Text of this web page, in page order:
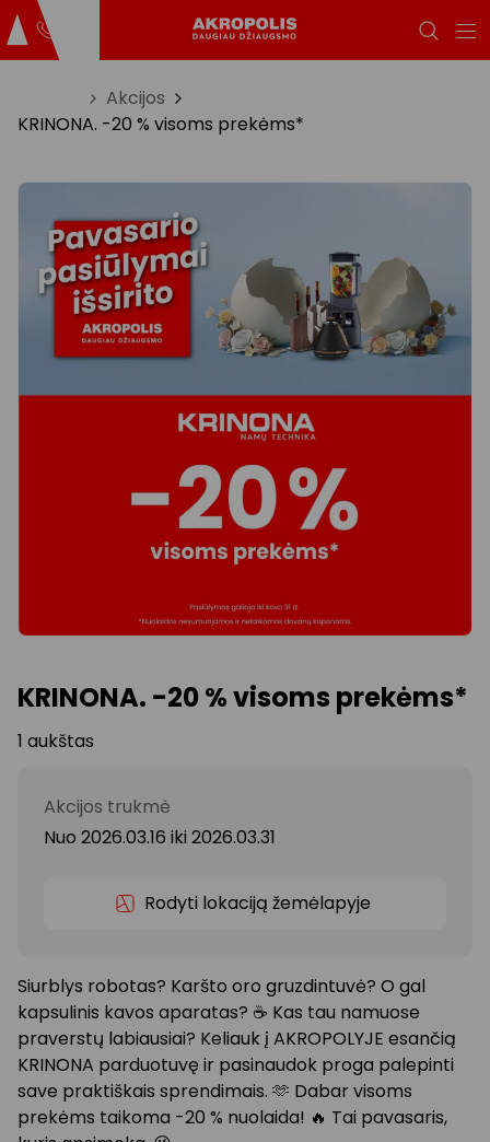
Akcijos
KRINONA. -20 % visoms prekėms*
KRINONA. -20 % visoms prekėms*
1 aukštas
Akcijos trukmė
Nuo 2026.03.16 iki 2026.03.31
Rodyti lokaciją žemėlapyje
Siurblys robotas? Karšto oro gruzdintuvė? O gal
kapsulinis kavos aparatas? ☕ Kas tau namuose
praverstų labiausiai? Keliauk į AKROPOLYJE esančią
KRINONA parduotuvę ir pasinaudok proga palepinti
save praktiškais sprendimais. 🫶 Dabar visoms
prekėms taikoma -20 % nuolaida! 🔥 Tai pavasaris,